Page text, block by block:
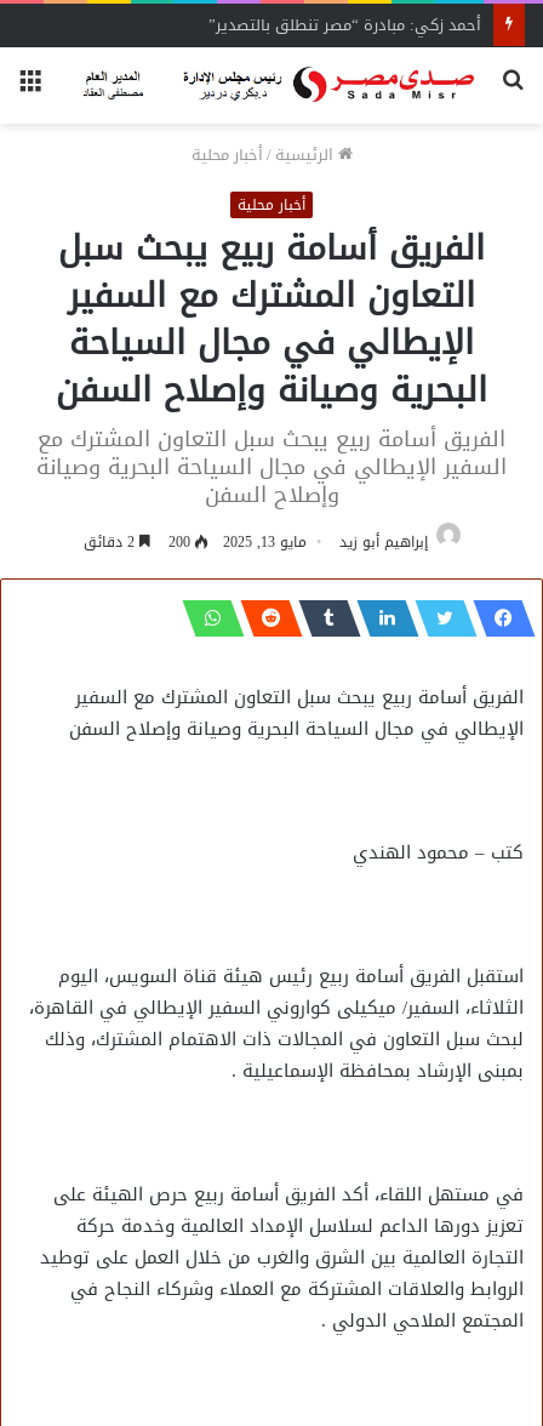
أحمد زكي: مبادرة “مصر تنطلق بالتصدير”
بحث
الرئيسية/أخبار محلية
أخبار محلية
الفريق أسامة ربيع يبحث سبل
التعاون المشترك مع السفير
الإيطالي في مجال السياحة
البحرية وصيانة وإصلاح السفن
الفريق أسامة ربيع يبحث سبل التعاون المشترك مع
السفير الإيطالي في مجال السياحة البحرية وصيانة
وإصلاح السفن
إبراهيم أبو زيد مايو 13, 2025 200 2 دقائق
الفريق أسامة ربيع يبحث سبل التعاون المشترك مع السفير
الإيطالي في مجال السياحة البحرية وصيانة وإصلاح السفن
كتب – محمود الهندي
استقبل الفريق أسامة ربيع رئيس هيئة قناة السويس، اليوم
الثلاثاء، السفير/ ميكيلى كواروني السفير الإيطالي في القاهرة،
لبحث سبل التعاون في المجالات ذات الاهتمام المشترك، وذلك
بمبنى الإرشاد بمحافظة الإسماعيلية .
في مستهل اللقاء، أكد الفريق أسامة ربيع حرص الهيئة على
تعزيز دورها الداعم لسلاسل الإمداد العالمية وخدمة حركة
التجارة العالمية بين الشرق والغرب من خلال العمل على توطيد
الروابط والعلاقات المشتركة مع العملاء وشركاء النجاح في
المجتمع الملاحي الدولي .